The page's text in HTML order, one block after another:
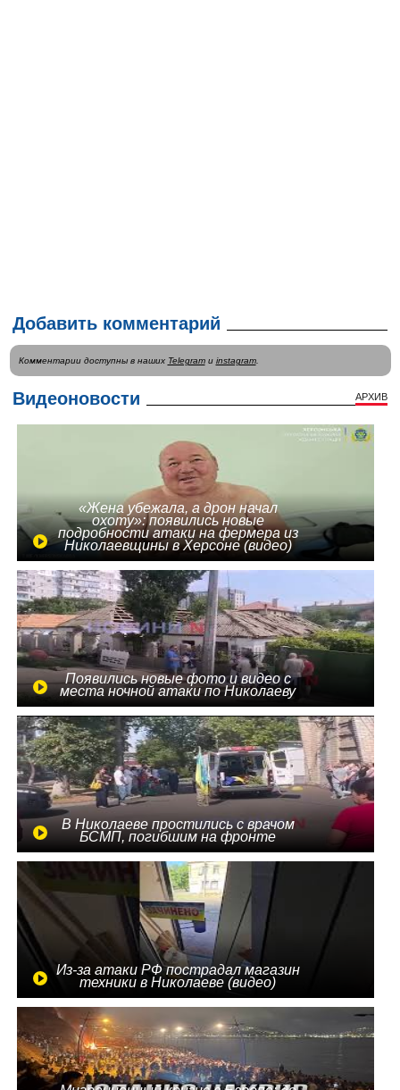
Добавить комментарий
Комментарии доступны в наших Telegramи instagram.
Видеоновости АРХИВ
«Жена убежала, а дрон начал
охоту»: появились новые
подробности атаки на фермера из
Николаевщины в Херсоне (видео)
Появились новые фото и видео с
места ночной атаки по Николаеву
В Николаеве простились с врачом
БСМП, погибшим на фронте
Из-за атаки РФ пострадал магазин
техники в Николаеве (видео)